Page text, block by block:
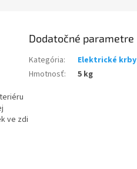
ve zdi
Dodatočné parametre
Kategória:
Elektrické krby
Hmotnosť: 5 kg